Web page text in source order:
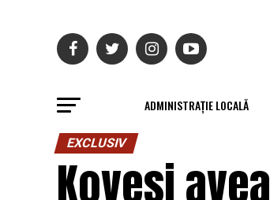
ADMINISTRAȚIE LOCALĂ
EXCLUSIV
Kovesi